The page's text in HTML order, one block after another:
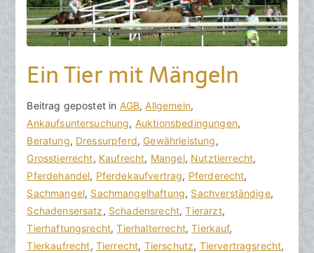
Ein Tier mit Mängeln
V
o
n
h
o
r
a
k
R
B
e
i
t
r
a
g
v
e
Beitrag gepostet in AGB, Allgemein,
Ankaufsuntersuchung, Auktionsbedingungen,
Beratung, Dressurpferd, Gewährleistung,
Grosstierrecht, Kaufrecht, Mangel, Nutztierrecht,
Pferdehandel, Pferdekaufvertrag, Pferderecht,
Sachmangel, Sachmangelhaftung, Sachverständige,
Schadensersatz, Schadensrecht,Tierarzt,
Tierhaftungsrecht,Tierhalterrecht,Tierkauf,
Tierkaufrecht, Tierrecht, Tierschutz, Tiervertragsrecht,
K
e
i
n
e
K
o
m
m